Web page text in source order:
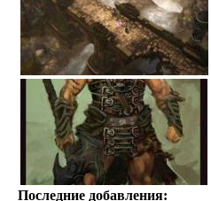
Последние добавления: